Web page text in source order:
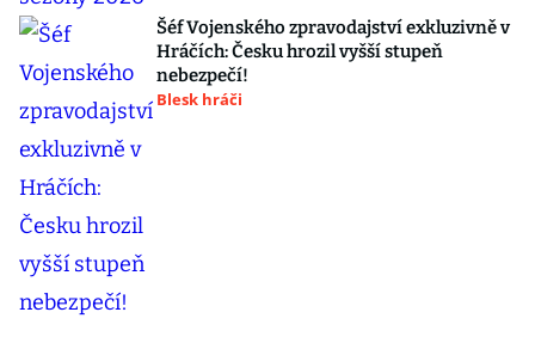
Šéf Vojenského zpravodajství exkluzivně v
Hráčích: Česku hrozil vyšší stupeň
nebezpečí!
Blesk hráči